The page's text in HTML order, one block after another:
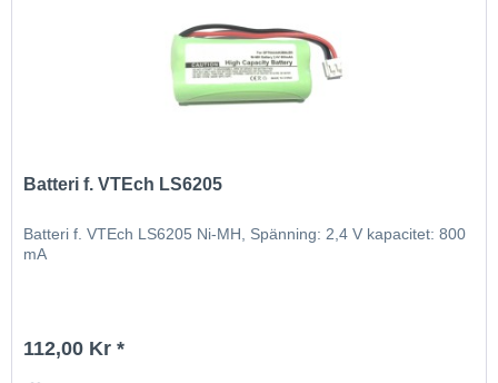
Batteri f. VTEch LS6205
Batteri f. VTEch LS6205 Ni-MH, Spänning: 2,4 V kapacitet: 800
mA
112,00 Kr *